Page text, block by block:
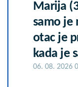
Marija
samo je
otac je
kada je
06. 08. 2026